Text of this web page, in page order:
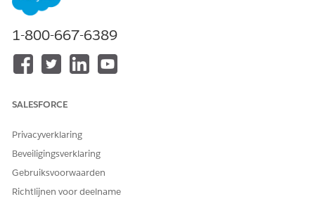
gebruikersdetails vastlegt voor nauwkeurige en controleerbare
Intakekenmerken
Het intakeformulier voor deze sjabloon legt deze gegevens
Apparaatnaam: De naam van het apparaat dat opnieuw
Besturingssysteem: Het specifieke besturingssysteem dat
opnieuw op het apparaat moet worden geïnstalleerd.
Reden voor opnieuw installeren: De rechtvaardiging of
omstandigheid die vereist dat het besturingssysteem
1-800-667-6389
SALESFORCE
Privacyverklaring
Beveiligingsverklaring
Gebruiksvoorwaarden
Richtlijnen voor deelname